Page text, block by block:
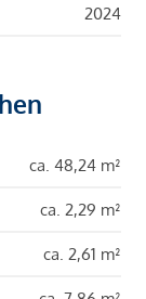
2024
ca. 48,24 m²
ca. 2,29 m²
ca. 2,61 m²